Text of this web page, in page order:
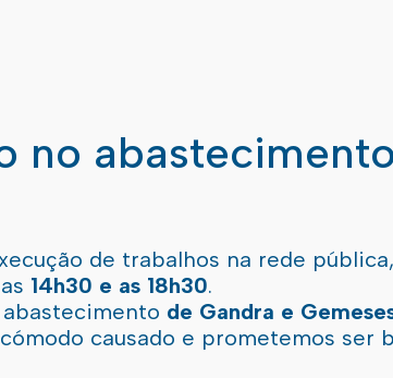
no
de trabalhos na rede
14h30 e as 18h30.
de Gandra e
causado e prometemos ser